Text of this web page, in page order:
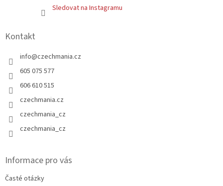
Sledovat na Instagramu
Kontakt
info@czechmania.cz
605 075 577
606 610 515
czechmania.cz
czechmania_cz
czechmania_cz
Informace pro vás
Časté otázky